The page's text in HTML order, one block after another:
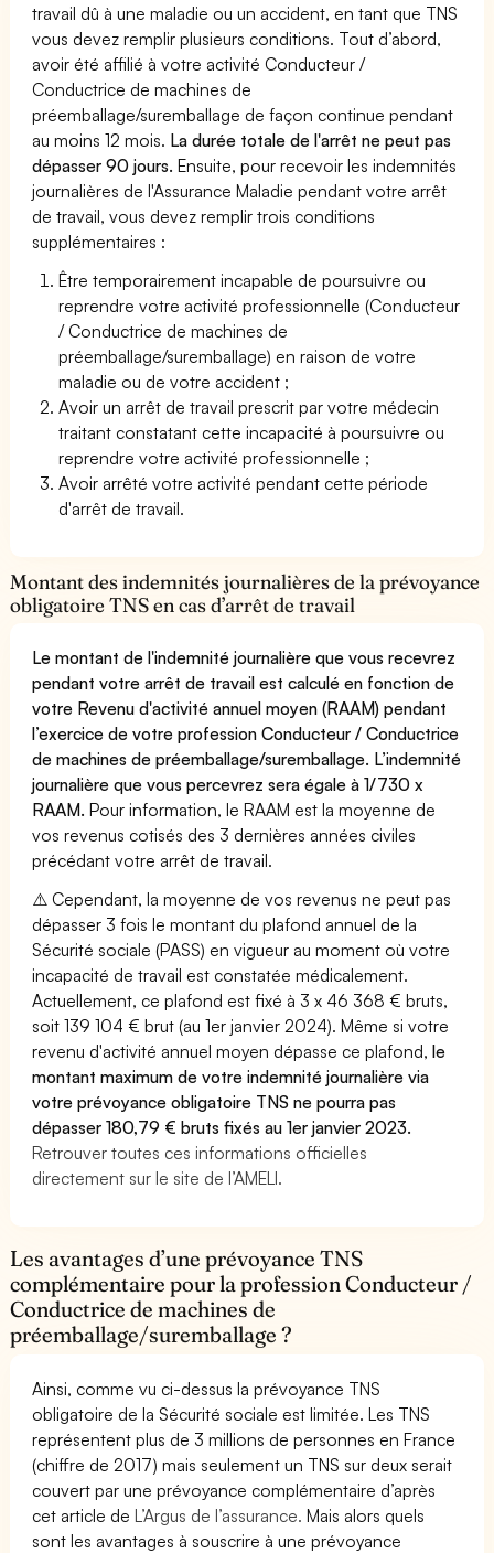
travail dû à une maladie ou un accident, en tant que TNS
vous devez remplir plusieurs conditions. Tout d’abord,
avoir été affilié à votre activité Conducteur /
Conductrice de machines de
préemballage/suremballage de façon continue pendant
au moins 12 mois. La durée totale de l'arrêt ne peut pas
dépasser 90 jours. Ensuite, pour recevoir les indemnités
journalières de l'Assurance Maladie pendant votre arrêt
de travail, vous devez remplir trois conditions
supplémentaires :
Être temporairement incapable de poursuivre ou
reprendre votre activité professionnelle (Conducteur
/ Conductrice de machines de
préemballage/suremballage) en raison de votre
maladie ou de votre accident ;
Avoir un arrêt de travail prescrit par votre médecin
traitant constatant cette incapacité à poursuivre ou
reprendre votre activité professionnelle ;
Avoir arrêté votre activité pendant cette période
d'arrêt de travail.
Montant des indemnités journalières de la prévoyance
obligatoire TNS en cas d’arrêt de travail
Le montant de l'indemnité journalière que vous recevrez
pendant votre arrêt de travail est calculé en fonction de
votre Revenu d'activité annuel moyen (RAAM) pendant
l’exercice de votre profession Conducteur / Conductrice
de machines de préemballage/suremballage. L’indemnité
journalière que vous percevrez sera égale à 1/730 x
RAAM. Pour information, le RAAM est la moyenne de
vos revenus cotisés des 3 dernières années civiles
précédant votre arrêt de travail.
⚠️ Cependant, la moyenne de vos revenus ne peut pas
dépasser 3 fois le montant du plafond annuel de la
Sécurité sociale (PASS) en vigueur au moment où votre
incapacité de travail est constatée médicalement.
Actuellement, ce plafond est fixé à 3 x 46 368 € bruts,
soit 139 104 € brut (au 1er janvier 2024). Même si votre
revenu d'activité annuel moyen dépasse ce plafond,le
montant maximum de votre indemnité journalière via
votre prévoyance obligatoire TNS ne pourra pas
dépasser 180,79 € bruts fixés au 1er janvier 2023.
Retrouver toutes ces informations officielles
directement sur le site de l’AMELI.
Les avantages d’une prévoyance TNS
complémentaire pour la profession Conducteur /
Conductrice de machines de
préemballage/suremballage ?
Ainsi, comme vu ci-dessus la prévoyance TNS
obligatoire de la Sécurité sociale est limitée. Les TNS
représentent plus de 3 millions de personnes en France
(chiffre de 2017) mais seulement un TNS sur deux serait
couvert par une prévoyance complémentaire d’après
cet article deL’Argus de l’assurance. Mais alors quels
sont les avantages à souscrire à une prévoyance